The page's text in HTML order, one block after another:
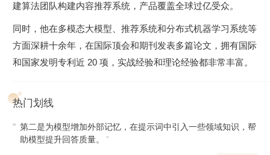
建算法团队构建内容推荐系统，产品覆盖全球过亿受众。
同时，他在多模态大模型、推荐系统和分布式机器学习系统等
方面深耕十余年，在国际顶会和期刊发表多篇论文，拥有国际
和国家发明专利近 20 项，实战经验和理论经验都非常丰富。
热门划线
第二是为模型增加外部记忆，在提示词中引入一些领域知识，帮
助模型提升回答质量。
”